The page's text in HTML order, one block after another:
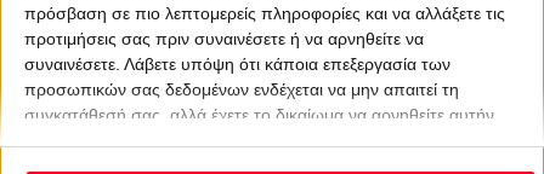
πρόσβαση σε πιο λεπτομερείς πληροφορίες και να αλλάξετε τις
προτιμήσεις σας πριν συναινέσετε ή να αρνηθείτε να
συναινέσετε. Λάβετε υπόψη ότι κάποια επεξεργασία των
προσωπικών σας δεδομένων ενδέχεται να μην απαιτεί τη
συγκατάθεσή σας, αλλά έχετε το δικαίωμα να αρνηθείτε αυτήν